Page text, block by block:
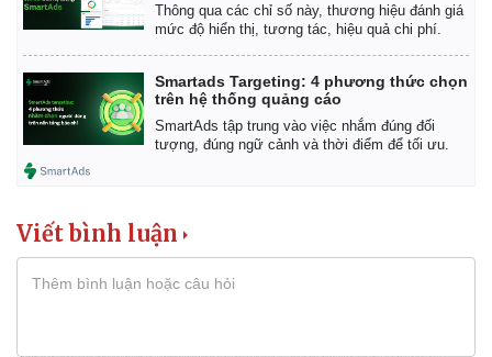
Thông qua các chỉ số này, thương hiệu đánh giá
mức độ hiển thị, tương tác, hiệu quả chi phí.
Smartads Targeting: 4 phương thức chọn
trên hệ thống quảng cáo
SmartAds tập trung vào việc nhắm đúng đối
tượng, đúng ngữ cảnh và thời điểm để tối ưu.
Viết bình luận